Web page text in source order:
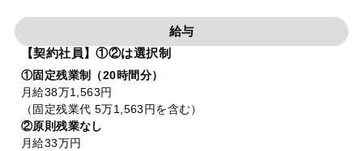
給与
【契約社員】①②は選択制
①固定残業制（20時間分）
月給38万1,563円
（固定残業代 5万1,563円を含む）
②原則残業なし
月給33万円